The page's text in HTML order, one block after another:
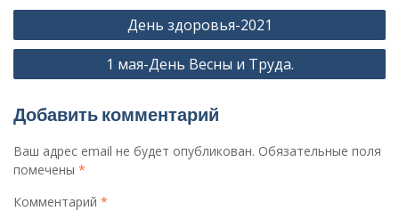
Навигация
по
День здоровья-2021
1 мая-День Весны и Труда.
Добавить комментарий
Ваш адрес email не будет опубликован. Обязательные поля
помечены *
Комментарий *